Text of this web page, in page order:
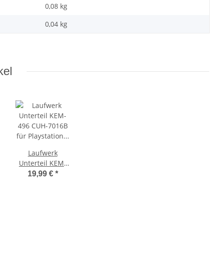
0,08 kg
0,04 kg
Laufwerk
Unterteil KEM-
496 CUH-7016B
19,99 € *